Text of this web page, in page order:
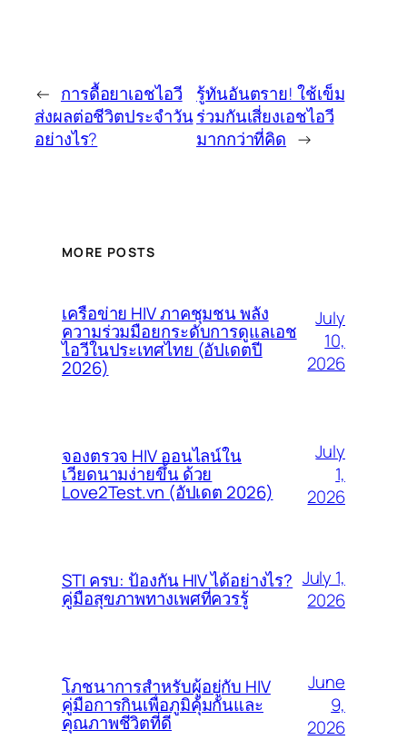
← การดื้อยาเอชไอวี
ส่งผลต่อชีวิตประจำวัน
อย่างไร?
รู้ทันอันตราย! ใช้เข็ม
ร่วมกันเสี่ยงเอชไอวี
มากกว่าที่คิด →
MORE POSTS
เครือข่าย HIV ภาคชุมชน พลัง
ความร่วมมือยกระดับการดูแลเอช
ไอวีในประเทศไทย (อัปเดตปี
2026)
July
10,
2026
จองตรวจ HIV ออนไลน์ใน
เวียดนามง่ายขึ้น ด้วย
Love2Test.vn (อัปเดต 2026)
July
1,
2026
STI ครบ: ป้องกัน HIV ได้อย่างไร?
คู่มือสุขภาพทางเพศที่ควรรู้
July 1,
2026
โภชนาการสำหรับผู้อยู่กับ HIV
คู่มือการกินเพื่อภูมิคุ้มกันและ
คุณภาพชีวิตที่ดี
June
9,
2026